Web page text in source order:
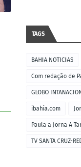
TAGS
BAHIA NOTICIAS
Com redação de
GLOBO
ibahia.com
Paula a Jorna A
TV SANTA CRUZ-